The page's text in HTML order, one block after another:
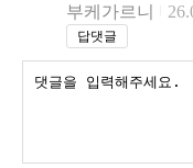
부케가르니
답댓글